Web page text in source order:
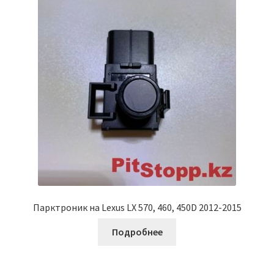
Парктроник на Lexus LX 570, 460, 450D 2012-2015
Подробнее